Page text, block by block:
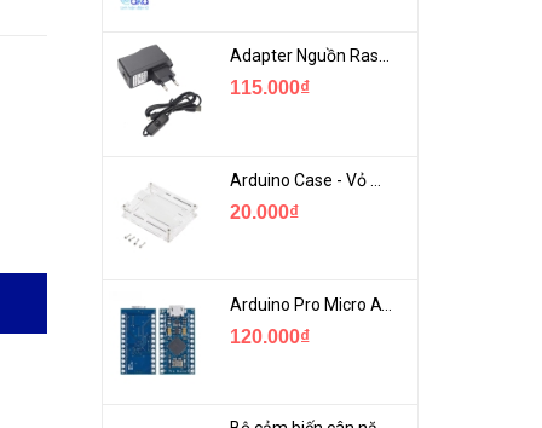
Adapter Nguồn Raspberry 5V 2.5A - USB Micro Có Công Tắc
115.000₫
20.000₫
Arduino Pro Micro ATmega32U4 USB Mini
120.000₫